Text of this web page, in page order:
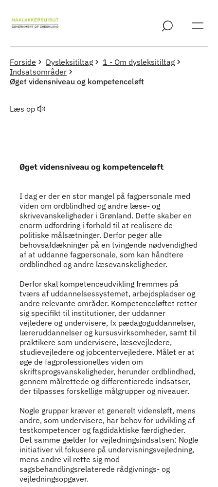
Forside Dysleksitiltag
1 - Om dysleksitiltag
Indsatsområder
Øget vidensniveau og kompetenceløft
Læs op
Øget vidensniveau og kompetenceløft
Indhold
I dag er der en stor mangel på fagpersonale med
viden om ordblindhed og andre læse- og
skrivevanskeligheder i Grønland. Dette skaber en
enorm udfordring i forhold til at realisere de
politiske målsætninger. Derfor peger alle
behovsafdækninger på en tvingende nødvendighed
af at uddanne fagpersonale, som kan håndtere
ordblindhed og andre læsevanskeligheder.
Derfor skal kompetenceudvikling fremmes på
tværs af uddannelsessystemet, arbejdspladser og
andre relevante områder. Kompetenceløftet retter
sig specifikt til institutioner, der uddanner
vejledere og undervisere, fx pædagoguddannelser,
læreruddannelser og kursusvirksomheder, samt til
praktikere som undervisere, læsevejledere,
studievejledere og jobcentervejledere. Målet er at
øge de fagprofessionelles viden om
skriftsprogsvanskeligheder, herunder ordblindhed,
gennem målrettede og differentierede indsatser,
der tilpasses forskellige målgrupper og niveauer.
Nogle grupper kræver et generelt vidensløft, mens
andre, som undervisere, har behov for udvikling af
testkompetencer og fagdidaktiske færdigheder.
Det samme gælder for vejledningsindsatsen: Nogle
initiativer vil fokusere på undervisningsvejledning,
mens andre vil rette sig mod
sagsbehandlingsrelaterede rådgivnings- og
vejledningsopgaver.